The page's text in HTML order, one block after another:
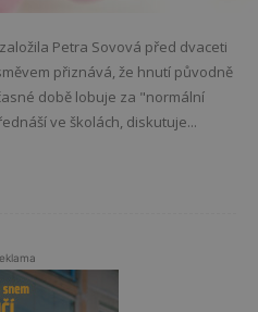
Petra Sovová před dvaceti
přiznává, že hnutí původně
době lobuje za "normální
ve školách, diskutuje...